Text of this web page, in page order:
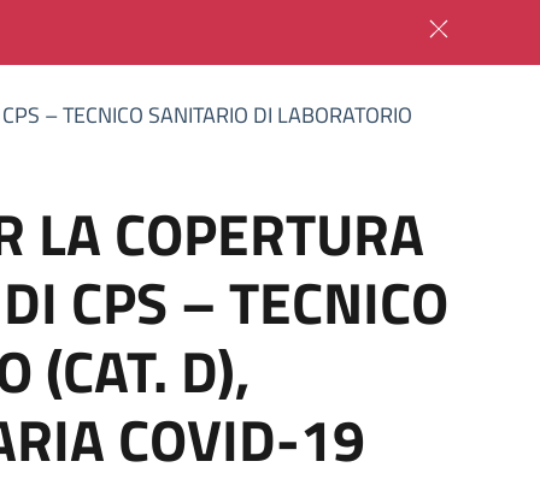
– TECNICO SANITARIO DI LABORATORIO
LA COPERTURA
CPS – TECNICO
(CAT. D),
COVID-19